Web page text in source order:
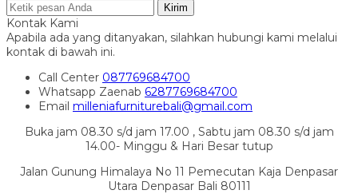
Kirim
Kontak Kami
Apabila ada yang ditanyakan, silahkan hubungi kami melalui
kontak di bawah ini.
Call Center 087769684700
Whatsapp Zaenab 6287769684700
Email milleniafurniturebali@gmail.com
Buka jam 08.30 s/d jam 17.00 , Sabtu jam 08.30 s/d jam
14.00- Minggu & Hari Besar tutup
Jalan Gunung Himalaya No 11 Pemecutan Kaja Denpasar
Utara Denpasar Bali 80111